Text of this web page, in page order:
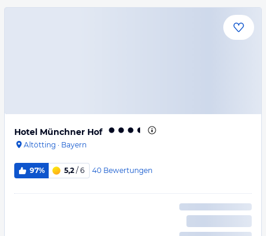
Hotel Münchner Hof
Altötting · Bayern
97% 5,2 / 6 40 Bewertungen